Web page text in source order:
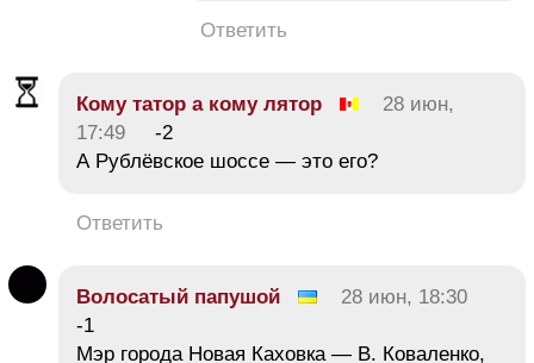
Ответить
Кому татор а кому лятор
28 июн,
17:49
-2
А Рублёвское шоссе — это его?
Ответить
Волосатый папушой
28 июн, 18:30
-1
Мэр города Новая Каховка — В. Коваленко,